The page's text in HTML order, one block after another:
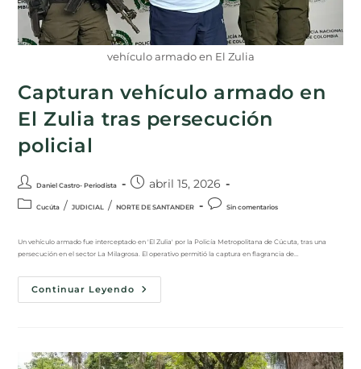
vehículo armado en El Zulia
Capturan vehículo armado en
El Zulia tras persecución
policial
Daniel Castro- Periodista abril 15, 2026
Cucúta / JUDICIAL / NORTE DE SANTANDER Sin comentarios
Un vehículo armado fue interceptado en 'El Zulia' por la Policía Metropolitana de Cúcuta, tras una
persecución en el sector La Milagrosa. El operativo permitió la captura en flagrancia de…
Continuar Leyendo